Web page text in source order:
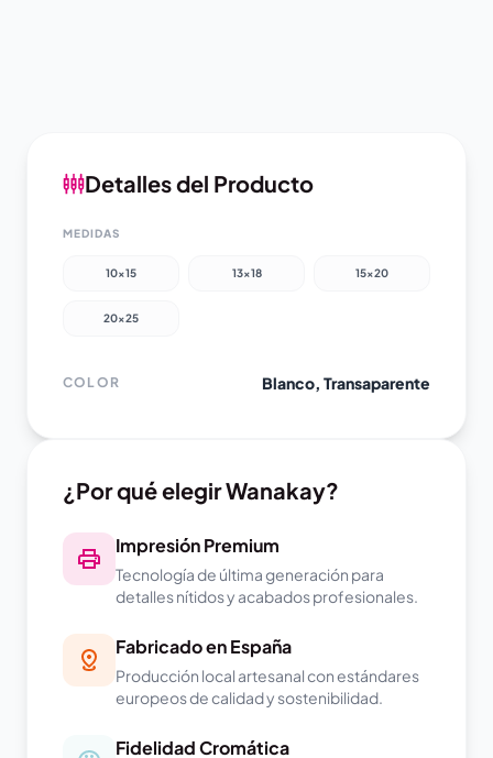
Detalles del Producto
MEDIDAS
10x15 13x18 15x20
20x25
COLOR Blanco, Transaparente
¿Por qué elegir Wanakay?
Impresión Premium
Tecnología de última generación para
detalles nítidos y acabados profesionales.
Fabricado en España
Producción local artesanal con estándares
europeos de calidad y sostenibilidad.
Fidelidad Cromática